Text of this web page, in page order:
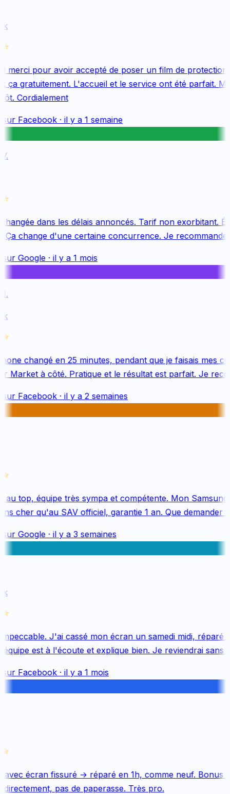
merci pour avoir accepté de poser un film de protection
ça gratuitement. L'accueil et le service ont été parfait.
Cordialement
Facebook· il y a 1 semaine
dans les délais annoncés. Tarif non exorbitant.
change d'une certaine concurrence. Je recommande
Google· il y a 1 mois
changé en 25 minutes, pendant que je faisais mes
Market à côté. Pratique et le résultat est parfait. Je
Facebook· il y a 2 semaines
top, équipe très sympa et compétente. Mon Samsung
cher qu'au SAV officiel, garantie 1 an. Que demander
Google· il y a 3 semaines
J'ai cassé mon écran un samedi midi, réparé
est à l'écoute et explique bien. Je reviendrai sans
Facebook· il y a 1 mois
écran fissuré → réparé en 1h, comme neuf. Bonus
pas de paperasse. Très pro.